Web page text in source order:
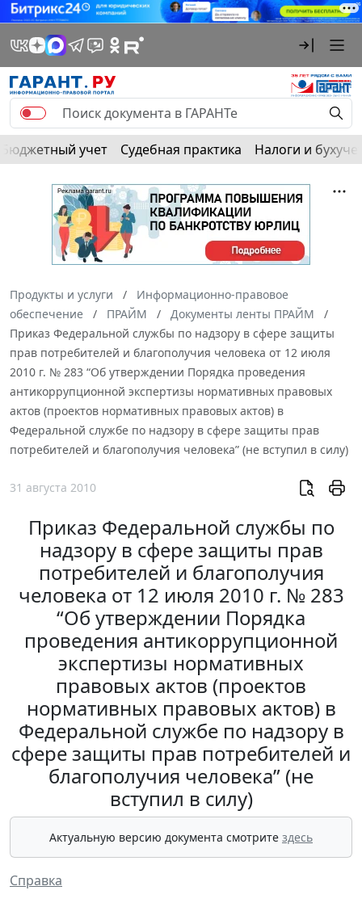
Бюджетный учет Судебная практика Налоги и
Продукты и услуги
Информационно-правовое
обеспечение
ПРАЙМ
Документы ленты ПРАЙМ
Приказ Федеральной службы по надзору в сфере защиты
прав потребителей и благополучия человека от 12 июля
2010 г. № 283 “Об утверждении Порядка проведения
антикоррупционной экспертизы нормативных правовых
актов (проектов нормативных правовых актов) в
Федеральной службе по надзору в сфере защиты прав
потребителей и благополучия человека” (не вступил в силу)
31 августа 2010
Приказ Федеральной службы по
надзору в сфере защиты прав
потребителей и благополучия
человека от 12 июля 2010 г. № 283
“Об утверждении Порядка
проведения антикоррупционной
экспертизы нормативных
правовых актов (проектов
нормативных правовых актов) в
Федеральной службе по надзору в
сфере защиты прав потребителей и
благополучия человека” (не
вступил в силу)
Актуальную версию документа смотрите здесь
Справка